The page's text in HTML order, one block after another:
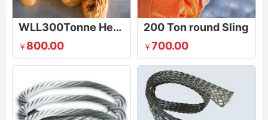
WLL300Tonne Heavy Duty Round Sling
￥ 800.00
200 Ton round Sling
￥ 700.00